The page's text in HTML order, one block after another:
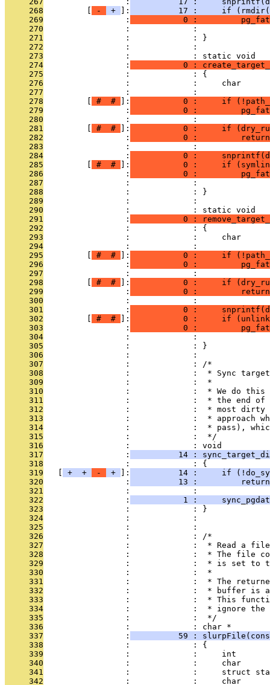
     268
- + ]:
17 :     if
     269
                 :
0 :
     270
:             :
     271
                 :             : }
     272
                 :             :
     273
                 :             : static void
     274
                 :
0 :
     275
                 :             : {
     276
:             :     char
     277
                 :             :
     278
# # ]:
0 :     if
     279
                 :
0 :
     280
                 :             :
     281
# # ]:
0 :     if
     282
                 :
0 :
     283
                 :             :
     284
                 :
0 :
     285
# # ]:
0 :     if
     286
                 :
0 :
     287
:             :
     288
                 :             : }
     289
                 :             :
     290
                 :             : static void
     291
                 :
0 :
     292
                 :             : {
     293
:             :     char
     294
                 :             :
     295
# # ]:
0 :     if
     296
                 :
0 :
     297
                 :             :
     298
# # ]:
0 :     if
     299
                 :
0 :
     300
                 :             :
     301
                 :
0 :
     302
# # ]:
0 :     if
     303
                 :
0 :
     304
:             :
     305
                 :             : }
     306
                 :             :
     307
                 :             : /*
     308
:             :  * Sync
     309
                 :             :  *
     310
:             :  * We do
     311
:             :  * the end
     312
:             :  * most
     313
:             :  * approach
     314
:             :  * pass),
     315
                 :             :  */
     316
                 :             : void
     317
                 :
14 :
     318
                 :             : {
     319
+ + - + ]:
14 :     if
     320
                 :
13 :
     321
                 :             :
     322
                 :
1 :
     323
                 :             : }
     324
                 :             :
     325
                 :             :
     326
                 :             : /*
     327
:             :  * Read a
     328
:             :  * The file
     329
:             :  * is set to
     330
                 :             :  *
     331
:             :  * The
     332
:             :  * buffer is
     333
:             :  * This
     334
:             :  * ignore the
     335
                 :             :  */
     336
                 :             : char *
     337
                 :
59 :
     338
                 :             : {
     339
:             :     int
     340
:             :     char
     341
:             :     struct
     342
:             :     char